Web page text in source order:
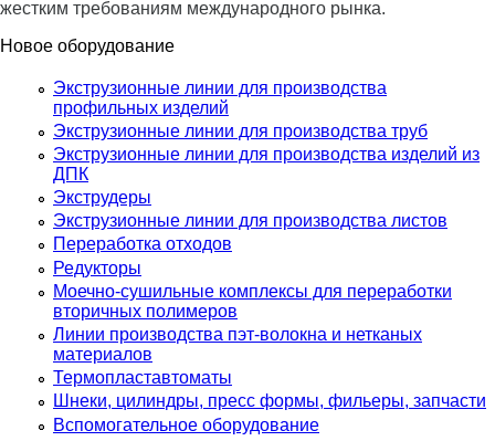
жестким требованиям международного рынка.
Новое оборудование
Экструзионные линии для производства
профильных изделий
Экструзионные линии для производства труб
Экструзионные линии для производства изделий из
ДПК
Экструдеры
Экструзионные линии для производства листов
Переработка отходов
Редукторы
Моечно-сушильные комплексы для переработки
вторичных полимеров
Линии производства пэт-волокна и нетканых
материалов
Термопластавтоматы
Шнеки, цилиндры, пресс формы, фильеры, запчасти
Вспомогательное оборудование